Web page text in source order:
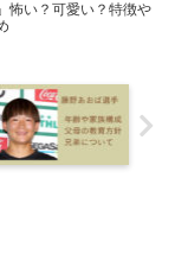
怖い？可愛い？特徴や